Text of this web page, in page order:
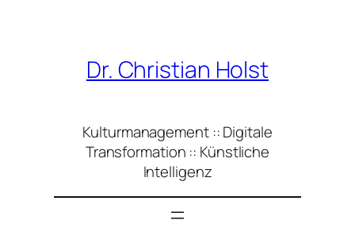
Dr. Christian Holst
Kulturmanagement :: Digitale
Transformation :: Künstliche
Intelligenz